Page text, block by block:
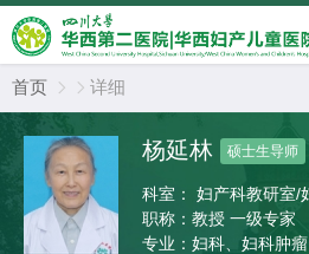
首页   详细
杨延林 硕士生导师
科室：
职称： 教授 一级专家
专业： 妇科、妇科肿瘤